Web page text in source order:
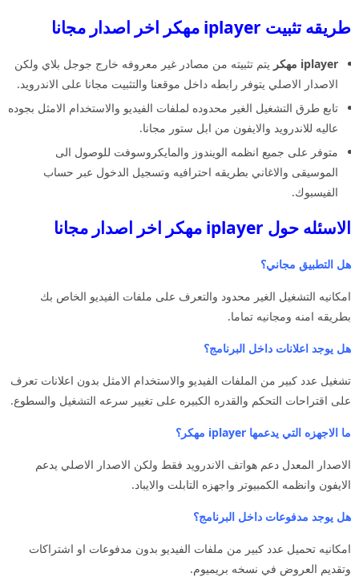
طريقه تثبيت iplayer مهكر اخر اصدار مجانا
iplayer مهكر
يتم تثبيته من مصادر غير معروفه خارج جوجل بلاي ولكن
الاصدار الاصلي يتوفر رابطه داخل موقعنا والتثبيت مجانا على الاندرويد.
تابع طرق التشغيل الغير محدوده لملفات الفيديو والاستخدام الامثل بجوده
عاليه للاندرويد والايفون من ابل ستور مجانا.
متوفر على جميع انظمه الويندوز والمايكروسوفت للوصول الى
الموسيقى والاغاني بطريقه احترافيه وتسجيل الدخول عبر حساب
الفيسبوك.
الاسئله حول iplayer مهكر اخر اصدار مجانا
هل التطبيق مجاني؟
امكانيه التشغيل الغير محدود والتعرف على ملفات الفيديو الخاص بك
بطريقه امنه ومجانيه تماما.
هل يوجد اعلانات داخل البرنامج؟
تشغيل عدد كبير من الملفات الفيديو والاستخدام الامثل بدون اعلانات تعرف
على اقتراحات التحكم والقدره الكبيره على تغيير سرعه التشغيل والسطوع.
ما الاجهزه التي يدعمها iplayer مهكر؟
الاصدار المعدل دعم هواتف الاندرويد فقط ولكن الاصدار الاصلي يدعم
الايفون وانظمه الكمبيوتر واجهزه التابلت والايباد.
هل يوجد مدفوعات داخل البرنامج؟
امكانيه تحميل عدد كبير من ملفات الفيديو بدون مدفوعات او اشتراكات
وتقديم العروض في نسخه بريميوم.